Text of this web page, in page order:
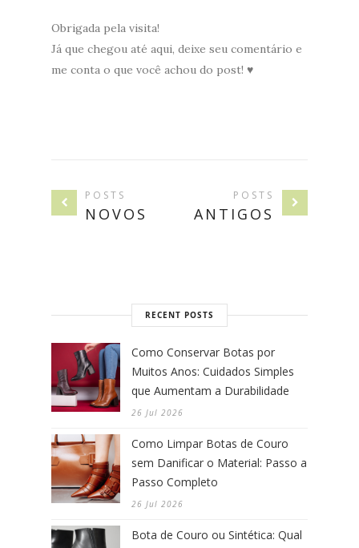
Obrigada pela visita!
Já que chegou até aqui, deixe seu comentário e
me conta o que você achou do post! ♥
POSTS
NOVOS
POSTS
ANTIGOS
RECENT POSTS
Como Conservar Botas por
Muitos Anos: Cuidados Simples
que Aumentam a Durabilidade
26 Jul 2026
Como Limpar Botas de Couro
sem Danificar o Material: Passo a
Passo Completo
26 Jul 2026
Bota de Couro ou Sintética: Qual